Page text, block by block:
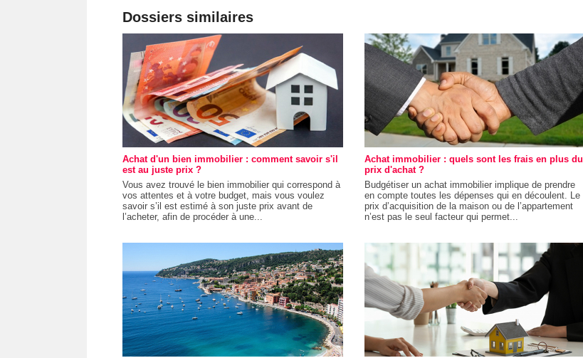
Dossiers similaires
Achat d'un bien immobilier : comment savoir s'il
est au juste prix ?
Vous avez trouvé le bien immobilier qui correspond à
vos attentes et à votre budget, mais vous voulez
savoir s’il est estimé à son juste prix avant de
l’acheter, afin de procéder à une...
Achat immobilier : quels sont les frais en plus du
prix d'achat ?
Budgétiser un achat immobilier implique de prendre
en compte toutes les dépenses qui en découlent. Le
prix d’acquisition de la maison ou de l’appartement
n’est pas le seul facteur qui permet...